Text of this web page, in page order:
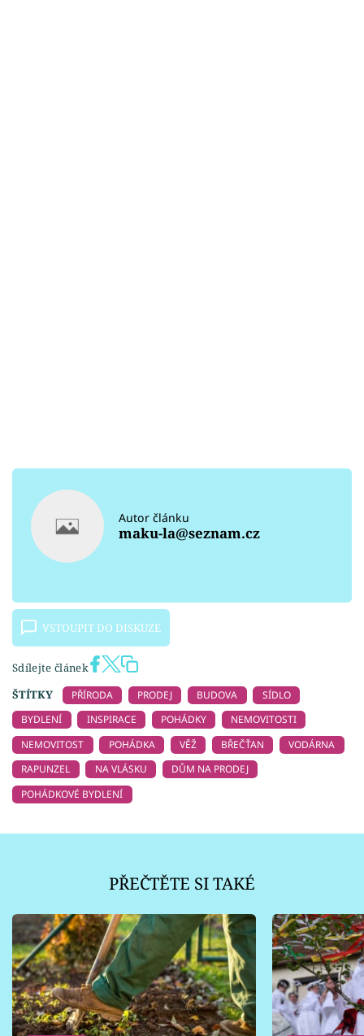
Autor článku
maku-la@seznam.cz
VSTOUPIT DO DISKUZE
Sdílejte článek
ŠTÍTKY
PŘÍRODA PRODEJ BUDOVA
SÍDLO
BYDLENÍ
INSPIRACE POHÁDKY
NEMOVITOSTI
NEMOVITOST
POHÁDKA VĚŽ BŘEČŤAN
VODÁRNA
RAPUNZEL
NA VLÁSKU
DŮM NA PRODEJ
POHÁDKOVÉ BYDLENÍ
PŘEČTĚTE SI TAKÉ